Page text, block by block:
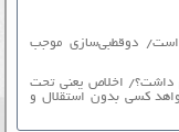
است/ دوقطبی‌سازی موجب
داشت؟/ اخلاص یعنی تحت
کسی بدون استقلال و